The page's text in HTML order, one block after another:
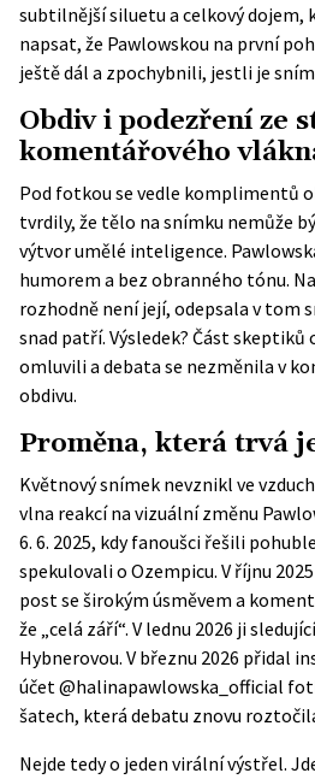
subtilnější siluetu a celkový dojem,
napsat, že Pawlowskou na první
ještě dál a zpochybnili, jestli je
Obdiv i podezření ze
komentářového
Pod fotkou se vedle komplimentů
tvrdily, že tělo na snímku nemůže
výtvor umělé inteligence.
humorem a bez obranného tónu.
rozhodně není její, odepsala v tom
snad patří. Výsledek? Část skeptiků
omluvili a debata se nezměnila v
obdivu.
Proměna, která trvá
Květnový snímek nevznikl ve
vlna reakcí na vizuální změnu
6. 6. 2025, kdy fanoušci řešili
spekulovali o Ozempicu. V říjnu
post se širokým úsměvem a
že „celá září“. V lednu 2026 ji
Hybnerovou. V březnu 2026 přidal
účet@halinapawlowska_official
šatech, která debatu znovu
Nejde tedy o jeden virální výstřel.